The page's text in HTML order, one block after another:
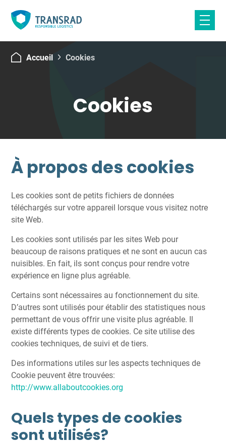
content
Accueil Cookies
Cookies
À propos des cookies
Les cookies sont de petits fichiers de données
téléchargés sur votre appareil lorsque vous visitez notre
site Web.
Les cookies sont utilisés par les sites Web pour
beaucoup de raisons pratiques et ne sont en aucun cas
nuisibles. En fait, ils sont conçus pour rendre votre
expérience en ligne plus agréable.
Certains sont nécessaires au fonctionnement du site.
D’autres sont utilisés pour établir des statistiques nous
permettant de vous offrir une visite plus agréable. Il
existe différents types de cookies. Ce site utilise des
cookies techniques, de suivi et de tiers.
Des informations utiles sur les aspects techniques de
Cookie peuvent être trouvées:
http://www.allaboutcookies.org
Quels types de cookies
sont utilisés?